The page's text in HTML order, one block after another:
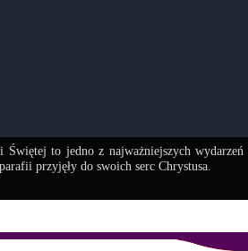
Świętej to jedno z najważniejszych
przyjęły do swoich serc Chrystusa.